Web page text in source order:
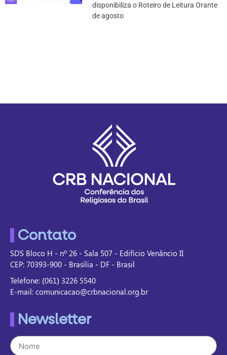
disponibiliza o Roteiro de Leitura Orante
de agosto
Contato
SDS Bloco H - nº 26 - Sala 507 - Edifício Venâncio II
CEP: 70393-900 - Brasília - DF - Brasil
Telefone: (061) 3226 5540
E-mail: comunicacao@crbnacional.org.br
Newsletter